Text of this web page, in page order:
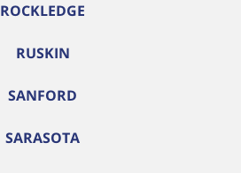
ROCKLEDGE
RUSKIN
SANFORD
SARASOTA